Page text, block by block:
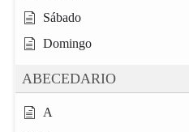
Sábado
Domingo
ABECEDARIO
A